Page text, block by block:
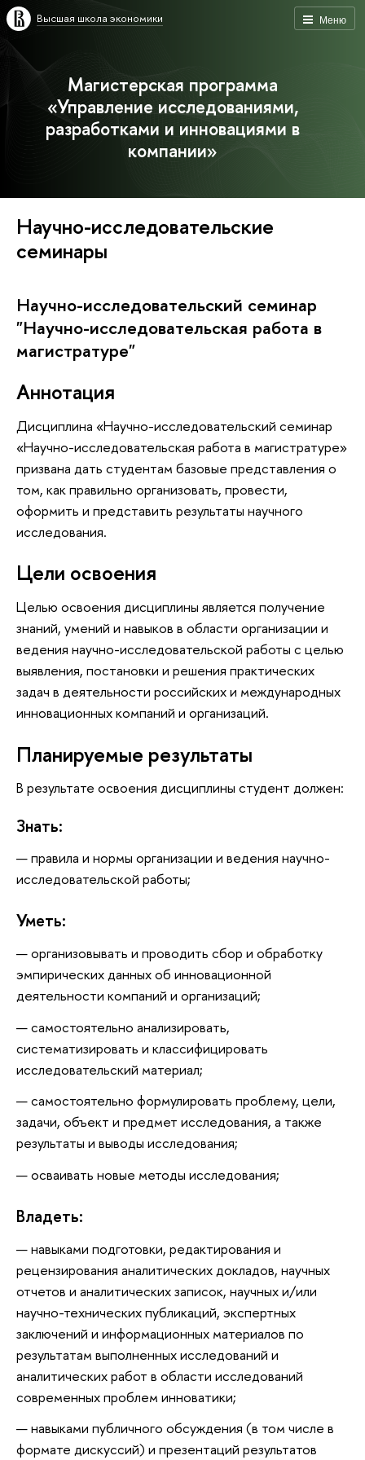
Меню
Высшая школа экономики
Магистерская программа
«Управление исследованиями,
разработками и инновациями в
компании»
Научно-исследовательские
семинары
Научно-исследовательский семинар
"Научно-исследовательская работа в
магистратуре"
Аннотация
Дисциплина «Научно-исследовательский семинар
«Научно-исследовательская работа в магистратуре»
призвана дать студентам базовые представления о
том, как правильно организовать, провести,
оформить и представить результаты научного
исследования.
Цели освоения
Целью освоения дисциплины является получение
знаний, умений и навыков в области организации и
ведения научно-исследовательской работы с целью
выявления, постановки и решения практических
задач в деятельности российских и международных
инновационных компаний и организаций.
Планируемые результаты
В результате освоения дисциплины студент должен:
Знать:
правила и нормы организации и ведения научно-
исследовательской работы;
Уметь:
организовывать и проводить сбор и обработку
эмпирических данных об инновационной
деятельности компаний и организаций;
самостоятельно анализировать,
систематизировать и классифицировать
исследовательский материал;
самостоятельно формулировать проблему, цели,
задачи, объект и предмет исследования, а также
результаты и выводы исследования;
осваивать новые методы исследования;
Владеть:
навыками подготовки, редактирования и
рецензирования аналитических докладов, научных
отчетов и аналитических записок, научных и/или
научно-технических публикаций, экспертных
заключений и информационных материалов по
результатам выполненных исследований и
аналитических работ в области исследований
современных проблем инноватики;
навыками публичного обсуждения (в том числе в
формате дискуссий) и презентаций результатов